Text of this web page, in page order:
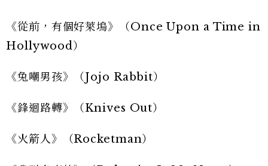
《從前，有個好萊塢》（Once Upon a Time in
Hollywood）
《兔嘲男孩》（Jojo Rabbit）
《鋒迴路轉》（Knives Out）
《火箭人》（Rocketman）